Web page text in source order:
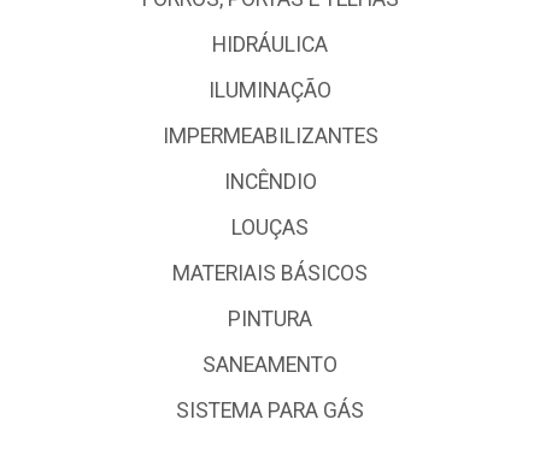
HIDRÁULICA
ILUMINAÇÃO
IMPERMEABILIZANTES
INCÊNDIO
LOUÇAS
MATERIAIS BÁSICOS
PINTURA
SANEAMENTO
SISTEMA PARA GÁS